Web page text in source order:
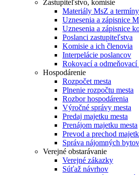
Zastupiteľstvo, komisie
Materiály MsZ a termíny
Uznesenia a zápisnice
Uznesenia a zápisnice
Poslanci zastupiteľstva
Komisie a ich členovia
Interpelácie poslancov
Rokovací a
Hospodárenie
Rozpočet mesta
Plnenie rozpočtu mesta
Rozbor hospodárenia
Výročné správy mesta
Predaj majetku mesta
Prenájom majetku mesta
Prevod a prechod
Správa nájomných bytov
Verejné obstarávanie
Verejné zákazky
Súťaž návrhov